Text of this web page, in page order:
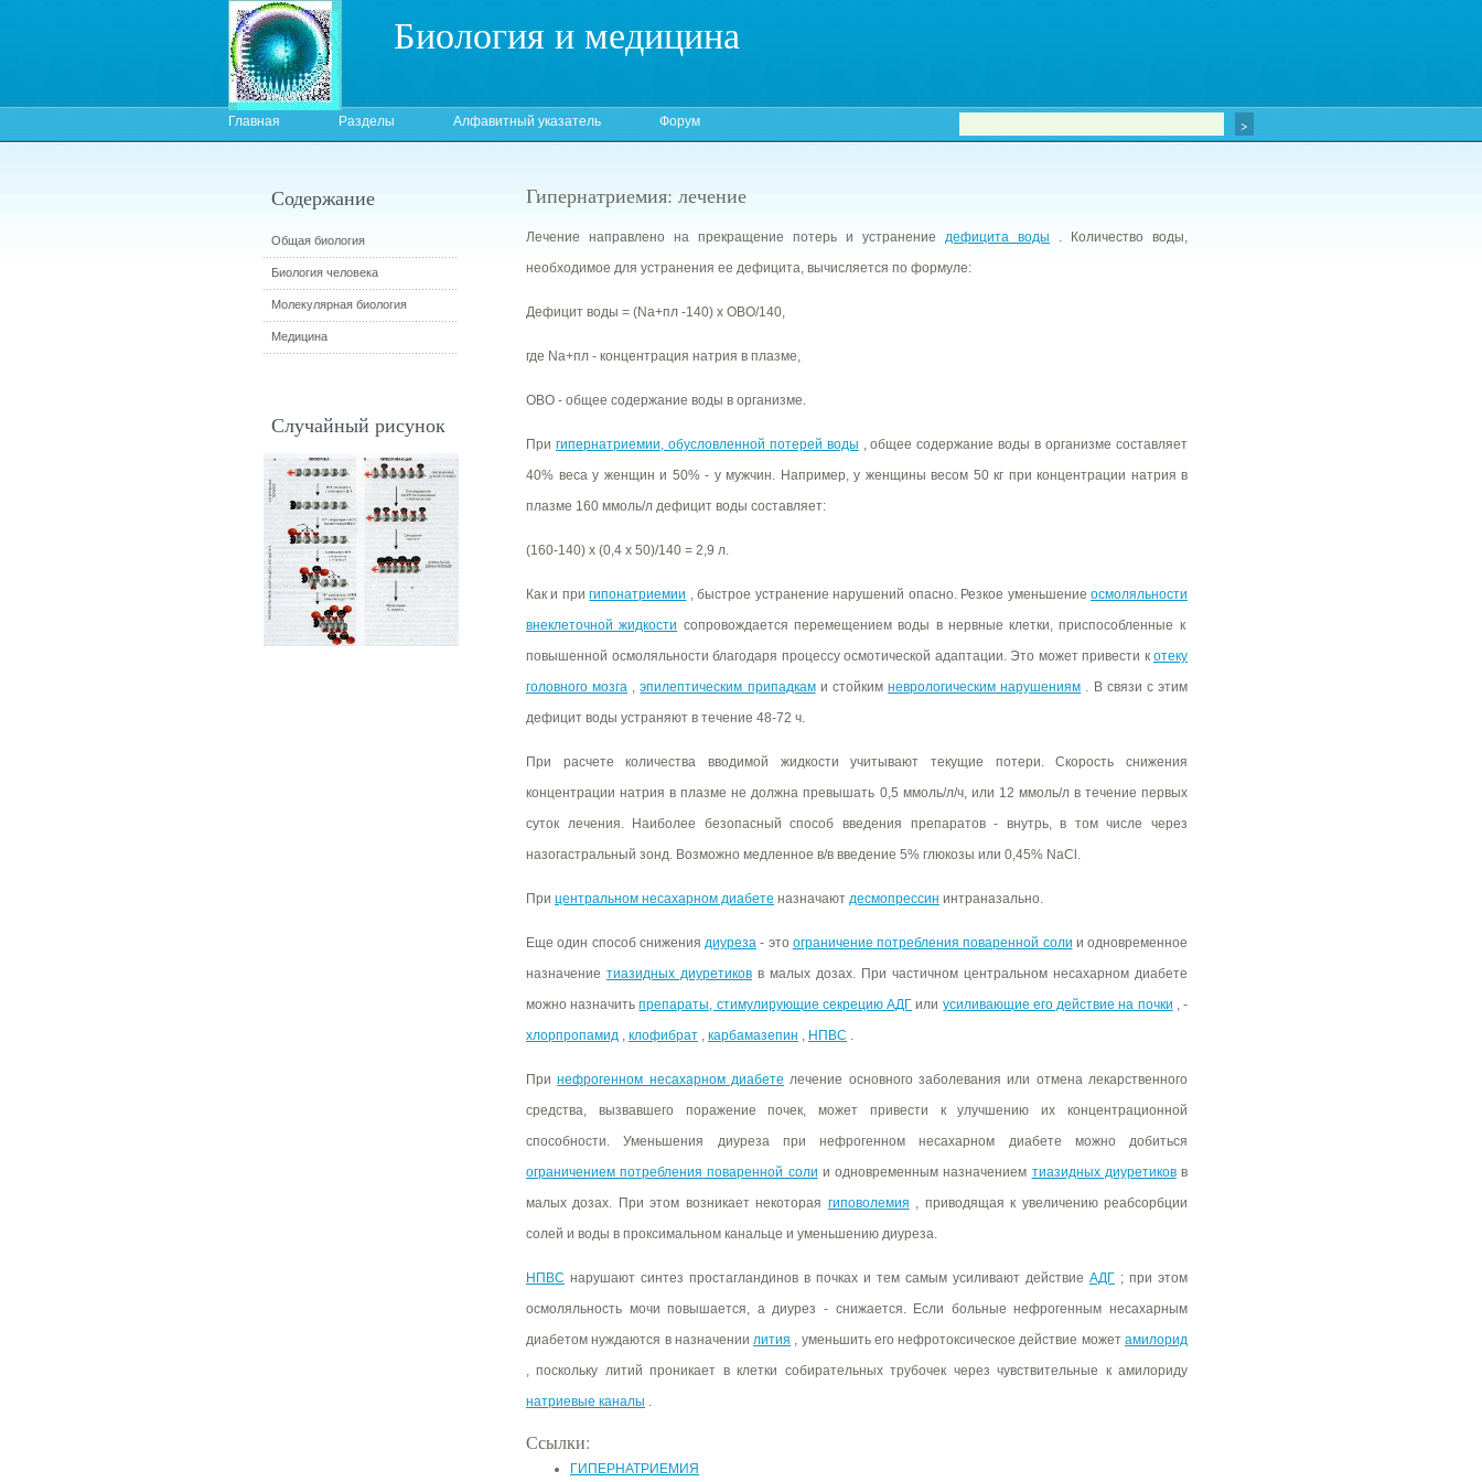
Биология и медицина
Главная Разделы Алфавитный указатель Форум
Гипернатриемия: лечение
Лечение направлено на прекращение потерь и устранение дефицита воды . Количество воды,
необходимое для устранения ее дефицита, вычисляется по формуле:
Дефицит воды = (Na+пл -140) x OBO/140,
где Na+пл - концентрация натрия в плазме,
ОВО - общее содержание воды в организме.
При гипернатриемии, обусловленной потерей воды , общее содержание воды в организме составляет
40% веса у женщин и 50% - у мужчин. Например, у женщины весом 50 кг при концентрации натрия в
плазме 160 ммоль/л дефицит воды составляет:
(160-140) х (0,4 х 50)/140 = 2,9 л.
Как и пригипонатриемии , быстрое устранение нарушений опасно. Резкое уменьшениеосмоляльности
внеклеточной жидкости сопровождается перемещением воды в нервные клетки, приспособленные к
повышенной осмоляльности благодаря процессу осмотической адаптации. Это может привести к отеку
головного мозга ,эпилептическим припадками стойкимневрологическим нарушениям . В связи с этим
дефицит воды устраняют в течение 48-72 ч.
При расчете количества вводимой жидкости учитывают текущие потери. Скорость снижения
концентрации натрия в плазме не должна превышать 0,5 ммоль/л/ч, или 12 ммоль/л в течение первых
суток лечения. Наиболее безопасный способ введения препаратов - внутрь, в том числе через
назогастральный зонд. Возможно медленное в/в введение 5% глюкозы или 0,45% NaCl.
При центральном несахарном диабете назначают десмопрессин интраназально.
Еще один способ снижения диуреза - это ограничение потребления поваренной соли и одновременное
назначение тиазидных диуретиков в малых дозах. При частичном центральном несахарном диабете
можно назначитьпрепараты, стимулирующие секрецию АДГ или усиливающие его действие на почки , -
хлорпропамид , клофибрат , карбамазепин , НПВС .
Принефрогенном несахарном диабете лечение основного заболевания или отмена лекарственного
средства, вызвавшего поражение почек, может привести к улучшению их концентрационной
способности. Уменьшения диуреза при нефрогенном несахарном диабете можно добиться
ограничением потребления поваренной соли и одновременным назначением тиазидных диуретиковв
малых дозах. При этом возникает некоторая гиповолемия , приводящая к увеличению реабсорбции
солей и воды в проксимальном канальце и уменьшению диуреза.
НПВС нарушают синтез простагландинов в почках и тем самым усиливают действие АДГ ; при этом
осмоляльность мочи повышается, а диурез - снижается. Если больные нефрогенным несахарным
диабетом нуждаются в назначениилития , уменьшить его нефротоксическое действие можетамилорид
, поскольку литий проникает в клетки собирательных трубочек через чувствительные к амилориду
натриевые каналы .
Ссылки:
ГИПЕРНАТРИЕМИЯ
Содержание
Общая биология
Биология человека
Молекулярная биология
Медицина
Случайный рисунок